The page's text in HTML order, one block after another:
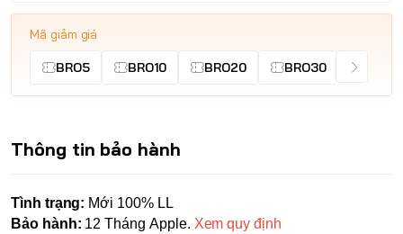
Mã giảm giá
BRO5 BRO10 BRO20 BRO30
Thông tin bảo hành
Tình trạng: Mới 100% LL
Bảo hành: 12 Tháng Apple. Xem quy định